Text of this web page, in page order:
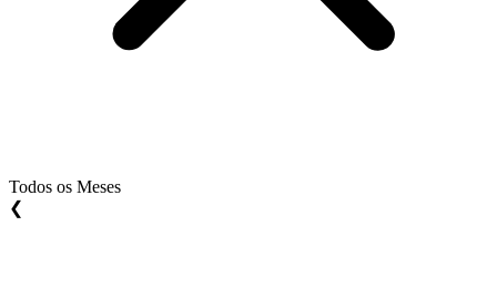
Todos os Meses
❮